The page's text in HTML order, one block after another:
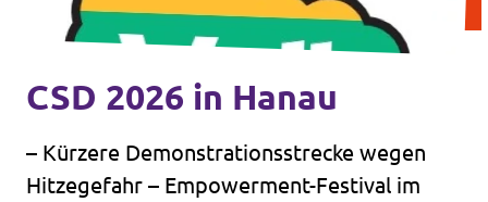
Volt in ganz Europa
Volt ist in über 30 Ländern in Europa vertreten.
Hier findest du Links zu den Websites von Volt
CSD 2026 in Hanau
– Kürzere Demonstrationsstrecke wegen
Hitzegefahr – Empowerment-Festival im